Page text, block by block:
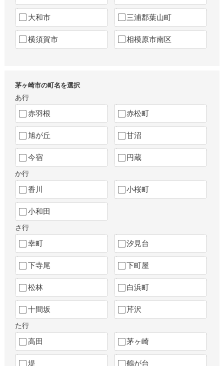
大和市 三浦郡葉山町
横須賀市 相模原市南区
茅ヶ崎市の町名を選択
あ行
赤羽根 赤松町
旭が丘 甘沼
今宿 円蔵
か行
香川 小桜町
小和田
さ行
幸町 汐見台
下寺尾 下町屋
松林 白浜町
十間坂 芹沢
た行
高田 茅ヶ崎
堤 鶴が台